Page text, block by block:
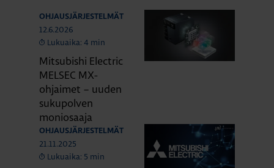
OHJAUSJÄRJESTELMÄT
12.6.2026
Lukuaika: 4 min
Mitsubishi Electric
MELSEC MX-
ohjaimet – uuden
sukupolven
moniosaaja
OHJAUSJÄRJESTELMÄT
21.11.2025
Lukuaika: 5 min